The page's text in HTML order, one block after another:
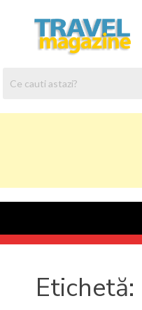
Etichetă: